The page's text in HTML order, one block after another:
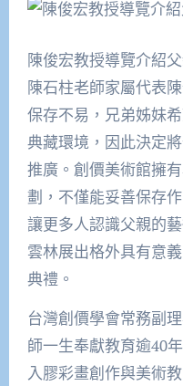
陳俊宏教授導覽介紹
陳石柱老師家屬代表
保存不易，兄弟姊妹
典藏環境，因此決定
推廣。創價美術館擁
劃，不僅能妥善保存
讓更多人認識父親的
雲林展出格外具有意
典禮。
台灣創價學會常務副
師一生奉獻教育逾40
入膠彩畫創作與美術